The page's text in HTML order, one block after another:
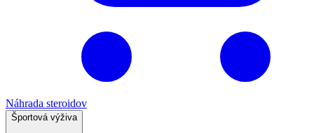
Náhrada steroidov
Športová výživa